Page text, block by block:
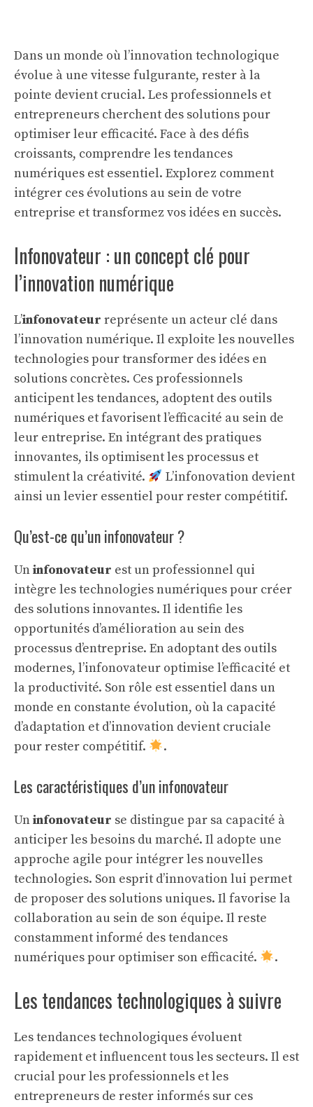
Dans un monde où l’innovation technologique
évolue à une vitesse fulgurante, rester à la
pointe devient crucial. Les professionnels et
entrepreneurs cherchent des solutions pour
optimiser leur efficacité. Face à des défis
croissants, comprendre les tendances
numériques est essentiel. Explorez comment
intégrer ces évolutions au sein de votre
entreprise et transformez vos idées en succès.
Infonovateur : un concept clé pour
l’innovation numérique
L’infonovateur représente un acteur clé dans
l’innovation numérique. Il exploite les nouvelles
technologies pour transformer des idées en
solutions concrètes. Ces professionnels
anticipent les tendances, adoptent des outils
numériques et favorisent l’efficacité au sein de
leur entreprise. En intégrant des pratiques
innovantes, ils optimisent les processus et
stimulent la créativité.
L’infonovation devient
ainsi un levier essentiel pour rester compétitif.
Qu’est-ce qu’un infonovateur ?
Uninfonovateur est un professionnel qui
intègre les technologies numériques pour créer
des solutions innovantes. Il identifie les
opportunités d’amélioration au sein des
processus d’entreprise. En adoptant des outils
modernes, l’infonovateur optimise l’efficacité et
la productivité. Son rôle est essentiel dans un
monde en constante évolution, où la capacité
d’adaptation et d’innovation devient cruciale
pour rester compétitif.
.
Les caractéristiques d’un infonovateur
Uninfonovateur se distingue par sa capacité à
anticiper les besoins du marché. Il adopte une
approche agile pour intégrer les nouvelles
technologies. Son esprit d’innovation lui permet
de proposer des solutions uniques. Il favorise la
collaboration au sein de son équipe. Il reste
constamment informé des tendances
numériques pour optimiser son efficacité.
.
Les tendances technologiques à suivre
Les tendances technologiques évoluent
rapidement et influencent tous les secteurs. Il est
crucial pour les professionnels et les
entrepreneurs de rester informés sur ces